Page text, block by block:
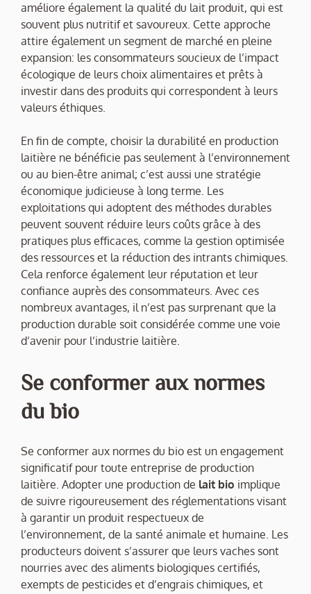
améliore également la qualité du lait produit, qui est
souvent plus nutritif et savoureux. Cette approche
attire également un segment de marché en pleine
expansion: les consommateurs soucieux de l’impact
écologique de leurs choix alimentaires et prêts à
investir dans des produits qui correspondent à leurs
valeurs éthiques.
En fin de compte, choisir la durabilité en production
laitière ne bénéficie pas seulement à l’environnement
ou au bien-être animal; c’est aussi une stratégie
économique judicieuse à long terme. Les
exploitations qui adoptent des méthodes durables
peuvent souvent réduire leurs coûts grâce à des
pratiques plus efficaces, comme la gestion optimisée
des ressources et la réduction des intrants chimiques.
Cela renforce également leur réputation et leur
confiance auprès des consommateurs. Avec ces
nombreux avantages, il n’est pas surprenant que la
production durable soit considérée comme une voie
d’avenir pour l’industrie laitière.
Se conformer aux normes
du bio
Se conformer aux normes du bio est un engagement
significatif pour toute entreprise de production
laitière. Adopter une production de lait bio implique
de suivre rigoureusement des réglementations visant
à garantir un produit respectueux de
l’environnement, de la santé animale et humaine. Les
producteurs doivent s’assurer que leurs vaches sont
nourries avec des aliments biologiques certifiés,
exempts de pesticides et d’engrais chimiques, et